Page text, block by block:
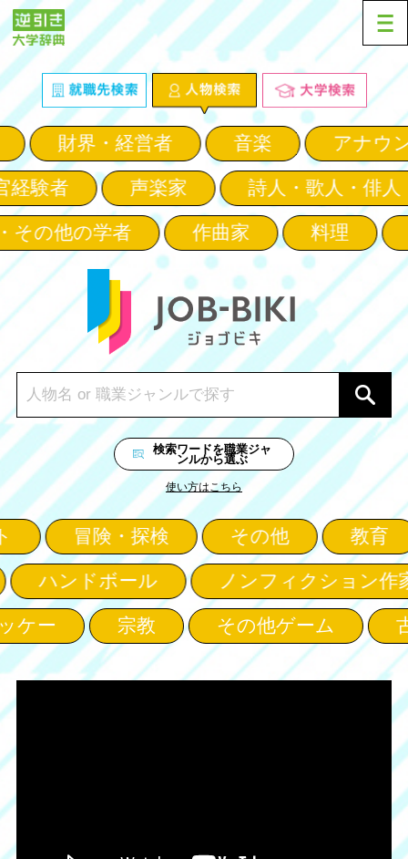
検索ワードを職業ジャ
ンルから選ぶ
使い方はこちら
財界・経営者 音楽 アナウ
験者 声楽家 詩人・歌人・俳人
の他の学者 作曲家 料理
冒険・探検 その他 教育
ハンドボール ノンフィクション作
ケー 宗教 その他ゲーム